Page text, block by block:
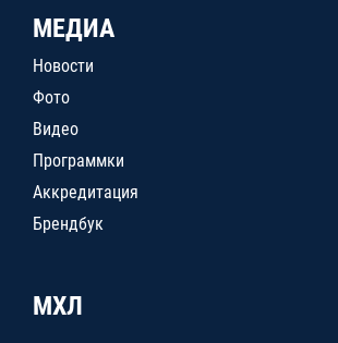
МЕДИА
Новости
Фото
Видео
Программки
Аккредитация
Брендбук
МХЛ